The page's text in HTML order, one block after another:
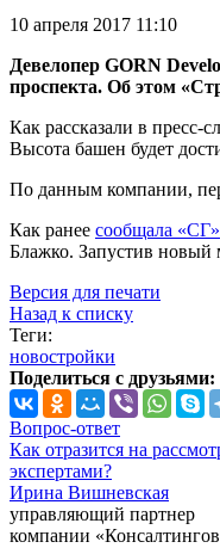
10 апреля 2017 11:10
Девелопер GORN
проспекта. Об этом
Как рассказали в пресс-
Высота башен будет
По данным компании,
Как ранее сообщала «СГ»
Блажко. Запустив новый
Версия для печати
Назад к списку
Теги:
новостройки
Поделиться с друзьями:
Вопрос-ответ
Как отразится на
экспертами?
Ирина Вишневская
управляющий партнер
компании